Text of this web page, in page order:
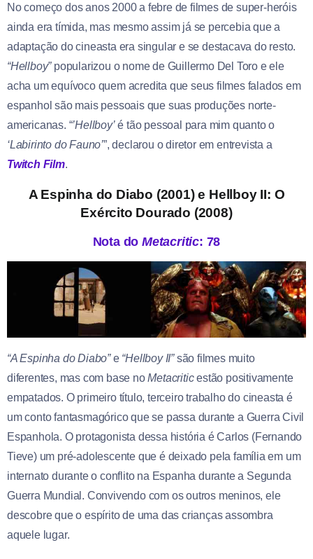
No começo dos anos 2000 a febre de filmes de super-heróis
ainda era tímida, mas mesmo assim já se percebia que a
adaptação do cineasta era singular e se destacava do resto.
“Hellboy” popularizou o nome de Guillermo Del Toro e ele
acha um equívoco quem acredita que seus filmes falados em
espanhol são mais pessoais que suas produções norte-
americanas. “’Hellboy’é tão pessoal para mim quanto o
‘Labirinto do Fauno’”, declarou o diretor em entrevista a
Twitch Film.
A Espinha do Diabo (2001) e Hellboy II: O
Exército Dourado (2008)
Nota doMetacritic: 78
“A Espinha do Diabo”e “Hellboy II”são filmes muito
diferentes, mas com base noMetacriticestão positivamente
empatados. O primeiro título, terceiro trabalho do cineasta é
um conto fantasmagórico que se passa durante a Guerra Civil
Espanhola. O protagonista dessa história é Carlos (Fernando
Tieve) um pré-adolescente que é deixado pela família em um
internato durante o conflito na Espanha durante a Segunda
Guerra Mundial. Convivendo com os outros meninos, ele
descobre que o espírito de uma das crianças assombra
aquele lugar.